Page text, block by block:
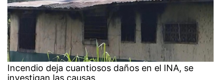
Incendio deja cuantiosos daños en el INA, se
investigan las causas